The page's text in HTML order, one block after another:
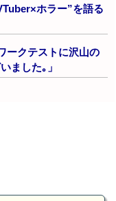
ホラー”を語る
ークテストに沢山の
ました｡」